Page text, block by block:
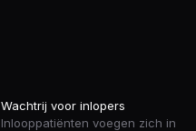
Wachtrij voor inlopers
Inlooppatiënten voegen zich in